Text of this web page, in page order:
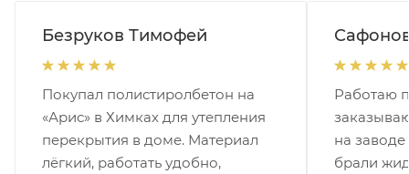
Безруков Тимофей
Покупал полистиролбетон на
«Арис» в Химках для утепления
перекрытия в доме. Материал
лёгкий, работать удобно,
Работаю
на
брали